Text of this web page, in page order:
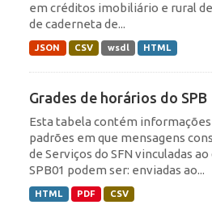
em créditos imobiliário e rural
de caderneta de...
JSON CSV wsdl HTML
Grades de horários do SPB
Esta tabela contém
padrões em que mensagens
de Serviços do SFN vinculadas
SPB01 podem ser: enviadas ao...
HTML PDF CSV